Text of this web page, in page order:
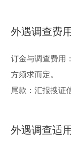
外遇调查费
订金与调查费用
方须求而定。
尾款：汇报搜证
外遇调查适